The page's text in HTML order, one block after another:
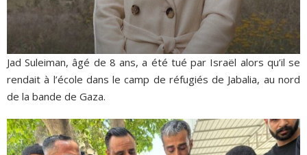
Jad Suleiman, âgé de 8 ans, a été tué par Israël alors qu’il se
rendait à l’école dans le camp de réfugiés de Jabalia, au nord
de la bande de Gaza.